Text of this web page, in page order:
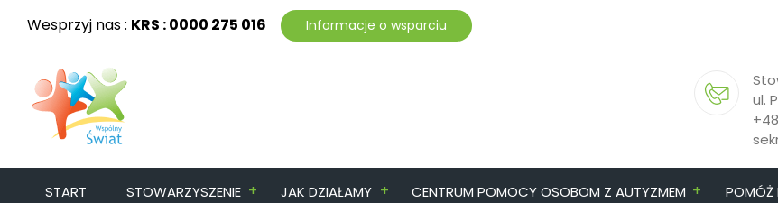
Wesprzyj nas : KRS : 0000 275 016 Informacje o wsparciu
ul.
START STOWARZYSZENIE + JAK DZIAŁAMY + CENTRUM POMOCY OSOBOM Z AUTYZMEM + POMÓŻ